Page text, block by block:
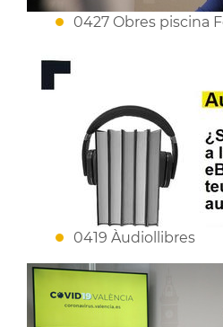
0427 Obres piscina
0419 Àudiollibres